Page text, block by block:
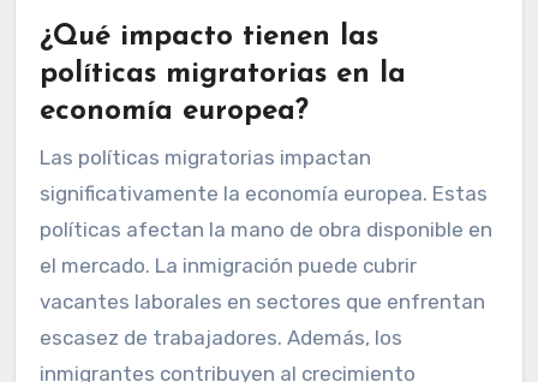
¿Qué impacto tienen las
políticas migratorias en la
economía europea?
Las políticas migratorias impactan
significativamente la economía europea. Estas
políticas afectan la mano de obra disponible en
el mercado. La inmigración puede cubrir
vacantes laborales en sectores que enfrentan
escasez de trabajadores. Además, los
inmigrantes contribuyen al crecimiento